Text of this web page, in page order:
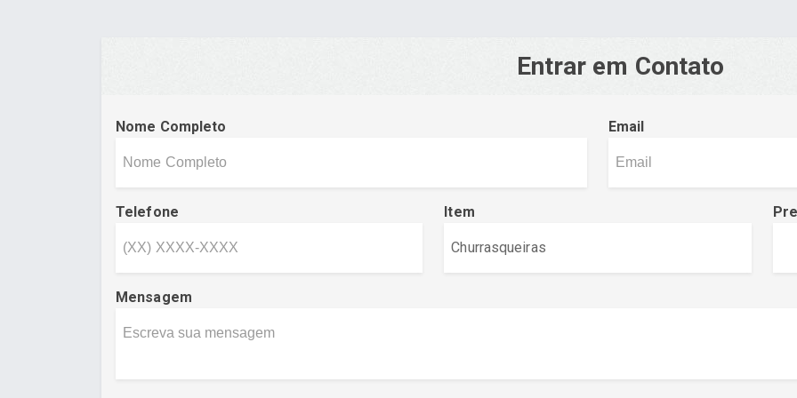
Entrar em Contato
Nome Completo Email
Telefone Item
Mensagem